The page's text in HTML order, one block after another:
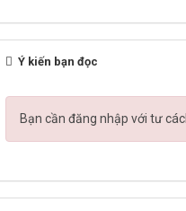
Ý kiến bạn đọc
Bạn cần đăng nhập với tư